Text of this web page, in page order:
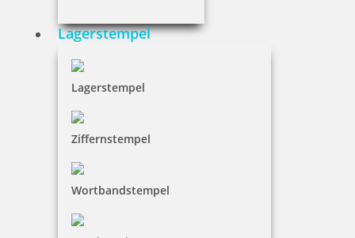
Lagerstempel
Lagerstempel
Ziffernstempel
Wortbandstempel